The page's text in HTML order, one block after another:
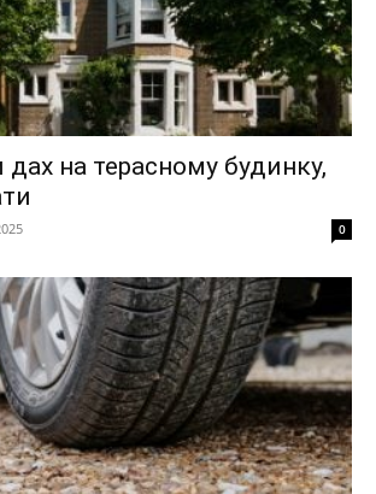
дах на терасному будинку,
0